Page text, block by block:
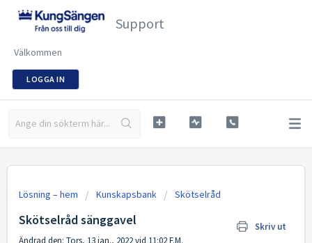
Support
Välkommen
LOGGA IN
Lösning – hem Kunskapsbank Skötselråd
Skötselråd sänggavel
Skriv ut
Ändrad den: Tors, 13 jan., 2022 vid 11:02 F.M.